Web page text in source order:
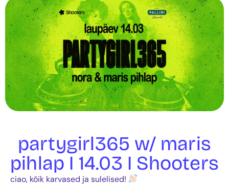
partygirl365 w/ maris
pihlap I 14.03 I Shooters
ciao, kõik karvased ja sulelised!